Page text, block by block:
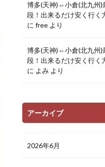
博多(天神)⇔小倉(北九州)
段！出来るだけ安く行く
に free より
博多(天神)⇔小倉(北九州)
段！出来るだけ安く行く
に よみ より
アーカイブ
2026年6月